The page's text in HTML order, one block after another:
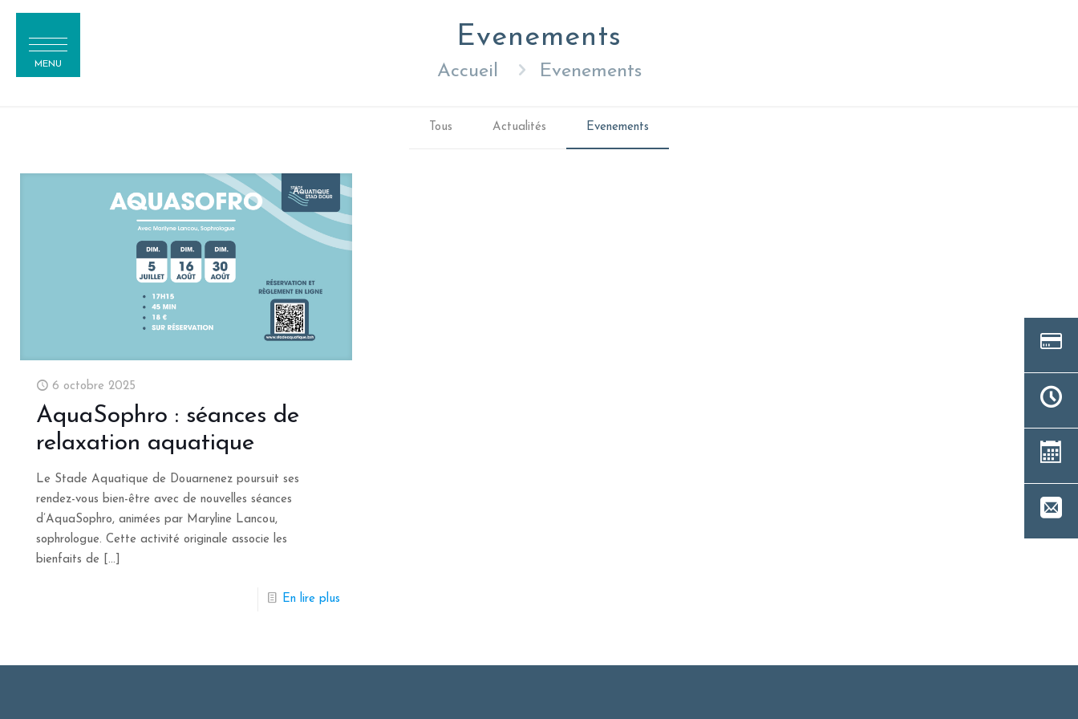
Evenements
Accueil Evenements
Tous Actualités Evenements
6 octobre 2025
AquaSophro : séances de
relaxation aquatique
Le Stade Aquatique de Douarnenez poursuit ses
rendez-vous bien-être avec de nouvelles séances
d’AquaSophro, animées par Maryline Lancou,
sophrologue. Cette activité originale associe les
bienfaits de […]
En lire plus